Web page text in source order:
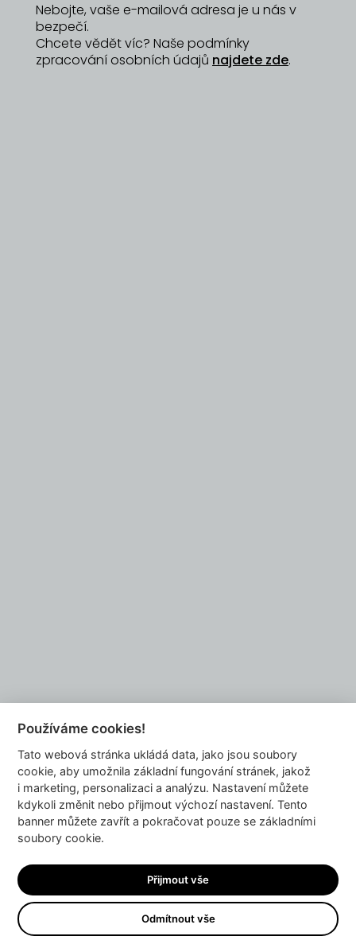
info@dyzajnmarket.com
Mujmarket s.r.o.
Buzulucká 569/10
160 00 Praha 6
DIČ CZ04980913
Nebojte, vaše e-mailová adresa je u nás v
bezpečí.
Chcete vědět víc? Naše podmínky
zpracování osobních údajů najdete zde.
Používáme cookies!
Tato webová stránka ukládá data, jako jsou soubory
cookie, aby umožnila základní fungování stránek, jakož
i marketing, personalizaci a analýzu. Nastavení můžete
kdykoli změnit nebo přijmout výchozí nastavení. Tento
banner můžete zavřít a pokračovat pouze se základními
soubory cookie.
Přijmout vše
Odmítnout vše